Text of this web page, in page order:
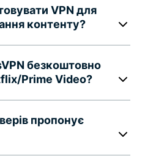
VPN для
контенту?
безкоштовно
Prime Video?
пропонує